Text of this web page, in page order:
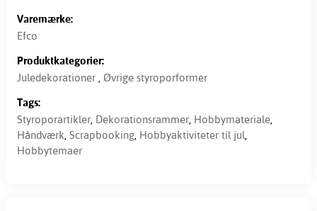
Varemærke:
Efco
Produktkategorier:
Juledekorationer
Øvrige styroporformer
Tags:
Styroporartikler Dekorationsrammer Hobbymateriale
Håndværk Scrapbooking Hobbyaktiviteter til jul
Hobbytemaer